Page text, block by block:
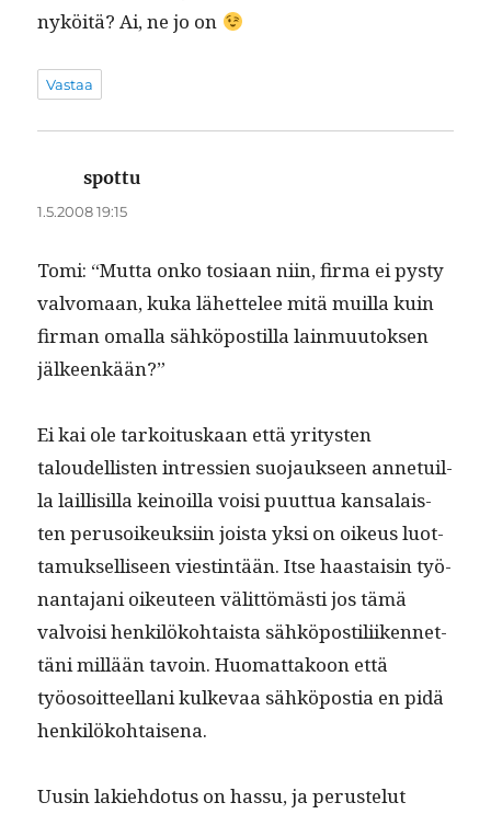
nyköitä? Ai, ne jo on
Vastaa
spottu
1.5.2008 19:15
Tomi: “Mut­ta onko tosi­aan niin, fir­ma ei pysty
valvo­maan, kuka lähet­telee mitä muil­la kuin
fir­man oma­l­la sähkö­pos­til­la lain­muu­tok­sen
jälkeenkään?”
Ei kai ole tarkoi­tuskaan että yri­tys­ten
taloudel­lis­ten intressien suo­jauk­seen anne­tu­il­
la lail­lisil­la keinoil­la voisi puut­tua kansalais­
ten peru­soikeuk­si­in joista yksi on oikeus luot­
ta­muk­sel­liseen viestin­tään. Itse haas­taisin työ­
nan­ta­jani oikeu­teen välit­tömästi jos tämä
valvoisi henkilöko­htaista sähkö­pos­tili­iken­net­
täni mil­lään tavoin. Huo­mat­takoon että
työosoit­teel­lani kulke­vaa sähkö­pos­tia en pidä
henkilökohtaisena.
Uusin lakiehdo­tus on has­su, ja peruste­lut